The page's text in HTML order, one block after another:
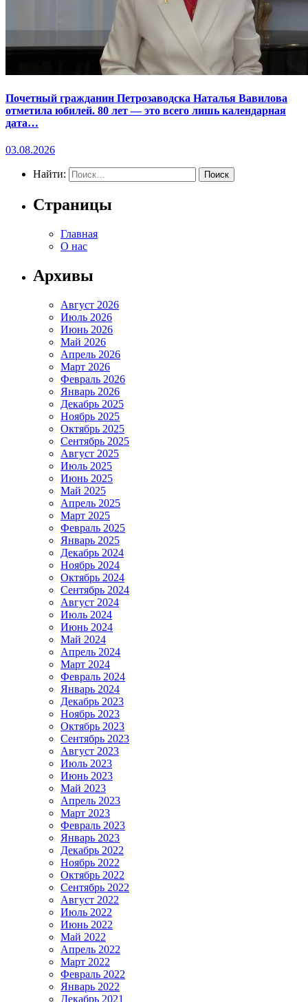
Почетный гражданин Петрозаводска Наталья Вавилова
отметила юбилей. 80 лет — это всего лишь календарная
дата…
03.08.2026
Найти:
Страницы
Главная
О нас
Архивы
Август 2026
Июль 2026
Июнь 2026
Май 2026
Апрель 2026
Март 2026
Февраль 2026
Январь 2026
Декабрь 2025
Ноябрь 2025
Октябрь 2025
Сентябрь 2025
Август 2025
Июль 2025
Июнь 2025
Май 2025
Апрель 2025
Март 2025
Февраль 2025
Январь 2025
Декабрь 2024
Ноябрь 2024
Октябрь 2024
Сентябрь 2024
Август 2024
Июль 2024
Июнь 2024
Май 2024
Апрель 2024
Март 2024
Февраль 2024
Январь 2024
Декабрь 2023
Ноябрь 2023
Октябрь 2023
Сентябрь 2023
Август 2023
Июль 2023
Июнь 2023
Май 2023
Апрель 2023
Март 2023
Февраль 2023
Январь 2023
Декабрь 2022
Ноябрь 2022
Октябрь 2022
Сентябрь 2022
Август 2022
Июль 2022
Июнь 2022
Май 2022
Апрель 2022
Март 2022
Февраль 2022
Январь 2022
Декабрь 2021